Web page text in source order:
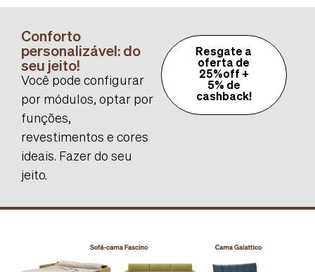
Conforto
personalizável: do
seu jeito!
Você pode configurar
por módulos, optar por
funções,
revestimentos e cores
ideais. Fazer do seu
jeito.
Resgate a
oferta de
25%off +
5% de
cashback!